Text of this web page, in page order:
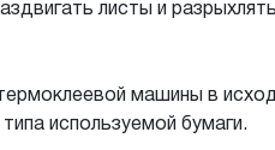
листы и
машины в
используемой бумаги.